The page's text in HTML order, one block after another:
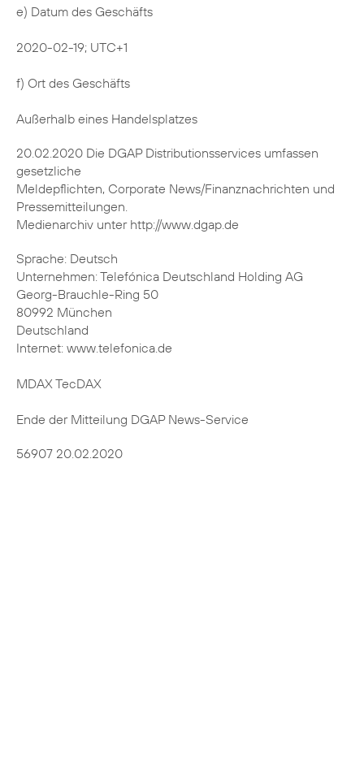
e) Datum des Geschäfts
2020-02-19; UTC+1
f) Ort des Geschäfts
Außerhalb eines Handelsplatzes
20.02.2020 Die DGAP Distributionsservices umfassen
gesetzliche
Meldepflichten, Corporate News/Finanznachrichten und
Pressemitteilungen.
Medienarchiv unter http://www.dgap.de
Sprache: Deutsch
Unternehmen: Telefónica Deutschland Holding AG
Georg-Brauchle-Ring 50
80992 München
Deutschland
Internet: www.telefonica.de
MDAX TecDAX
Ende der Mitteilung DGAP News-Service
56907 20.02.2020